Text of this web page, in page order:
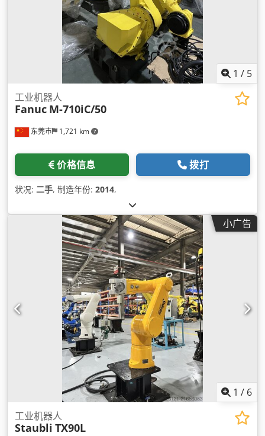
1 / 5
东莞市 1,721 km
工业机器人
Fanuc M-710iC/50
价格信息 拨打
状况: 二手, 制造年份: 2014,
小广告
1 / 6
工业机器人
Staubli TX90L